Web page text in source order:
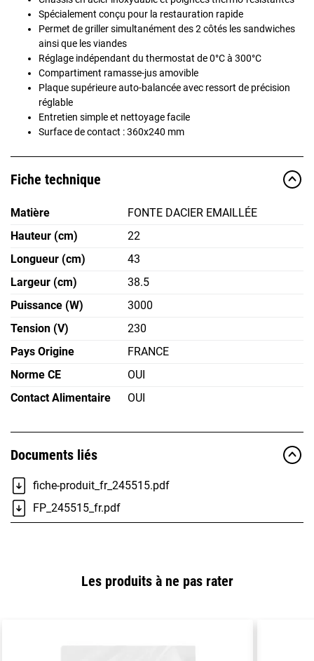
Spécialement conçu pour la restauration rapide
Permet de griller simultanément des 2 côtés les sandwiches
ainsi que les viandes
Réglage indépendant du thermostat de 0°C à 300°C
Compartiment ramasse-jus amovible
Plaque supérieure auto-balancée avec ressort de précision
réglable
Entretien simple et nettoyage facile
Surface de contact : 360x240 mm
Fiche technique
Matière
FONTE DACIER EMAILLÉE
Hauteur (cm)
22
Longueur (cm)
43
Largeur (cm)
38.5
Puissance (W)
3000
Tension (V)
230
Pays Origine
FRANCE
Norme CE
OUI
Contact Alimentaire
OUI
Documents liés
fiche-produit_fr_245515.pdf
FP_245515_fr.pdf
Les produits à ne pas rater